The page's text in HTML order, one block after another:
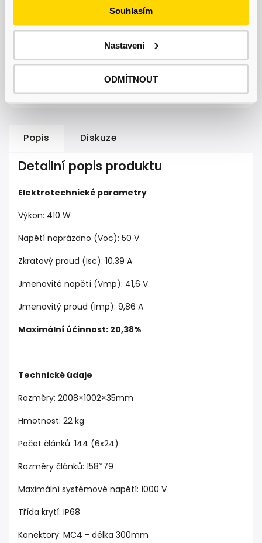
Souhlasím
Nastavení
ODMÍTNOUT
do 48 hodin
Bezkonkureční ceny
na trhu
Popis Diskuze
Detailní popis produktu
Elektrotechnické parametry
Výkon: 410 W
Napětí naprázdno (Voc): 50 V
Zkratový proud (Isc): 10,39 A
Jmenovité napětí (Vmp): 41,6 V
Jmenovitý proud (Imp): 9,86 A
Maximální účinnost: 20,38%
Technické údaje
Rozměry: 2008×1002×35mm
Hmotnost: 22 kg
Počet článků: 144 (6x24)
Rozměry článků: 158*79
Maximální systémové napětí: 1000 V
Třída krytí: IP68
Konektory: MC4 - délka 300mm